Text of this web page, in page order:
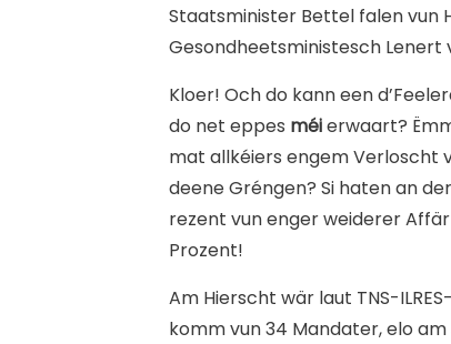
Staatsminister Bettel falen vun
Gesondheetsministesch Lenert
Kloer! Och do kann een
do net eppes méierwaart?
mat allkéiers engem Verloscht
deene Gréngen? Si haten an
rezent vun enger weiderer
Prozent!
Am Hierscht wär laut TNS-
komm vun 34 Mandater, elo am